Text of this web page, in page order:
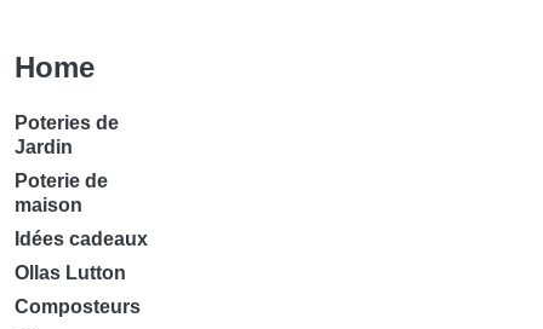
Home
Poteries de
Jardin
Poterie de
maison
Idées cadeaux
Ollas Lutton
Composteurs